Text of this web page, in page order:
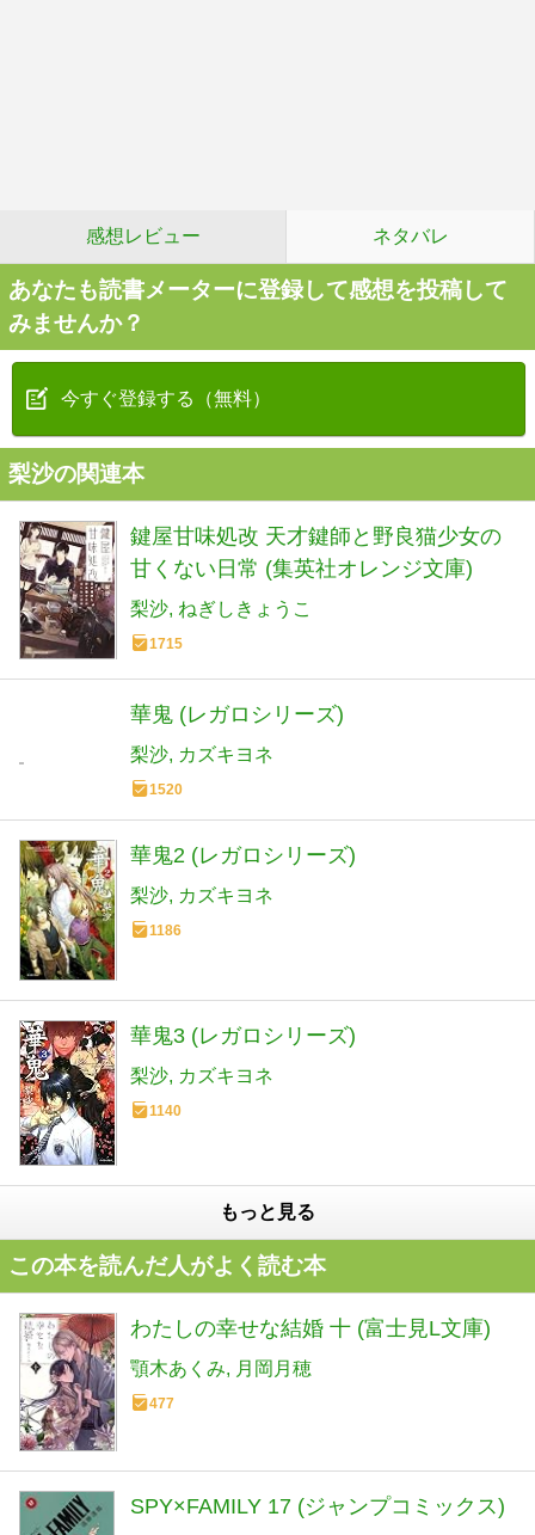
感想レビュー ネタバレ
あなたも読書メーターに登録して感想を投稿して
みませんか？
今すぐ登録する（無料）
梨沙の関連本
鍵屋甘味処改 天才鍵師と野良猫少女の
甘くない日常 (集英社オレンジ文庫)
梨沙 ねぎしきょうこ
1715
華鬼 (レガロシリーズ)
梨沙 カズキヨネ
1520
華鬼2 (レガロシリーズ)
梨沙 カズキヨネ
1186
華鬼3 (レガロシリーズ)
梨沙 カズキヨネ
1140
もっと見る
この本を読んだ人がよく読む本
わたしの幸せな結婚 十 (富士見L文庫)
顎木あくみ 月岡月穂
477
SPY×FAMILY 17 (ジャンプコミックス)